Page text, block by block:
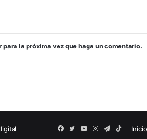
la próxima vez que haga un comentario.
Inicio
Facebook
TwitterYouTubeInstagramTelegram
TikTok